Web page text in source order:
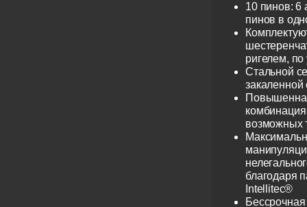
10 пинов: 6
пинов в
ригелем,
Стальной
закаленной
возможных
благодаря
Intellitec®